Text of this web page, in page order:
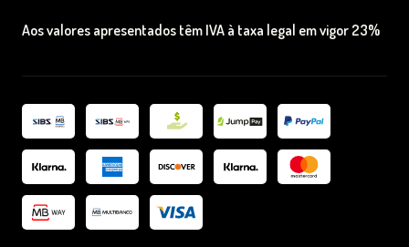
Aos valores apresentados têm IVA à taxa legal em vigor 23%